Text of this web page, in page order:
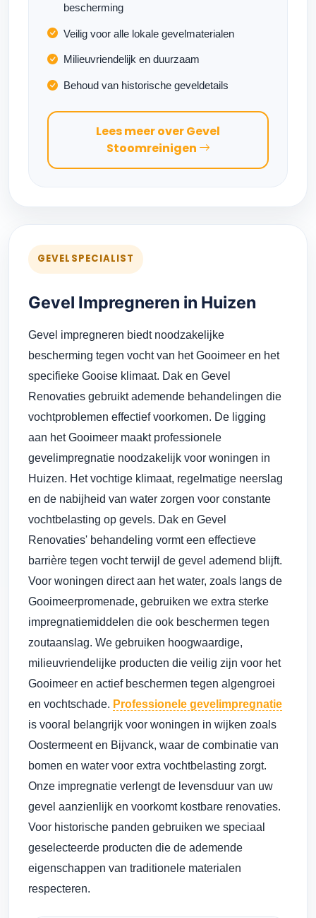
bescherming
Veilig voor alle lokale gevelmaterialen
Milieuvriendelijk en duurzaam
Behoud van historische geveldetails
Lees meer over Gevel
Stoomreinigen
GEVELSPECIALIST
Gevel Impregneren in Huizen
Gevel impregneren biedt noodzakelijke
bescherming tegen vocht van het Gooimeer en het
specifieke Gooise klimaat. Dak en Gevel
Renovaties gebruikt ademende behandelingen die
vochtproblemen effectief voorkomen. De ligging
aan het Gooimeer maakt professionele
gevelimpregnatie noodzakelijk voor woningen in
Huizen. Het vochtige klimaat, regelmatige neerslag
en de nabijheid van water zorgen voor constante
vochtbelasting op gevels. Dak en Gevel
Renovaties' behandeling vormt een effectieve
barrière tegen vocht terwijl de gevel ademend blijft.
Voor woningen direct aan het water, zoals langs de
Gooimeerpromenade, gebruiken we extra sterke
impregnatiemiddelen die ook beschermen tegen
zoutaanslag. We gebruiken hoogwaardige,
milieuvriendelijke producten die veilig zijn voor het
Gooimeer en actief beschermen tegen algengroei
en vochtschade. Professionele gevelimpregnatie
is vooral belangrijk voor woningen in wijken zoals
Oostermeent en Bijvanck, waar de combinatie van
bomen en water voor extra vochtbelasting zorgt.
Onze impregnatie verlengt de levensduur van uw
gevel aanzienlijk en voorkomt kostbare renovaties.
Voor historische panden gebruiken we speciaal
geselecteerde producten die de ademende
eigenschappen van traditionele materialen
respecteren.